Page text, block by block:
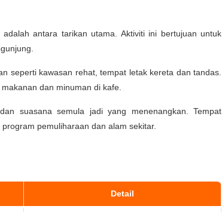
antara tarikan utama. Aktiviti ini bertujuan untuk
seperti kawasan rehat, tempat letak kereta dan tandas.
dan minuman di kafe.
suasana semula jadi yang menenangkan. Tempat
pemuliharaan dan alam sekitar.
Detail